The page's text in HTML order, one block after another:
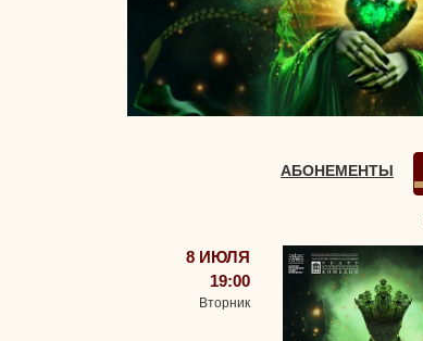
АБОНЕМЕНТЫ
8 ИЮЛЯ
19:00
Вторник